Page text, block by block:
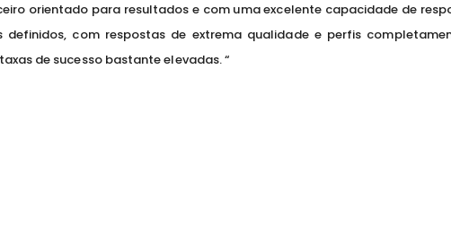
orientado para resultados e com uma excelente capacidade de
definidos, com respostas de extrema qualidade e perfis
de sucesso bastante elevadas. “